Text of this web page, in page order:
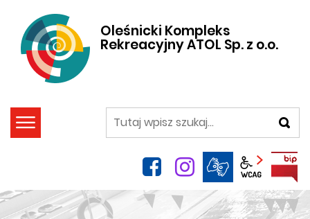
Oleśnicki Kompleks
Rekreacyjny ATOL Sp. z o.o.
szukaj
facebookinstagram
Panel